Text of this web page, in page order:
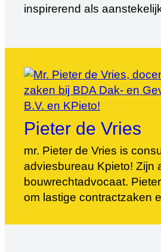
inspirerend als
maken, maken elke
waardevolle ervaring.
Pieter de Vries
mr. Pieter de Vries is
adviesbureau Kpieto! Zijn
bouwrechtadvocaat.
om lastige contractzaken
iedereen rendement haalt